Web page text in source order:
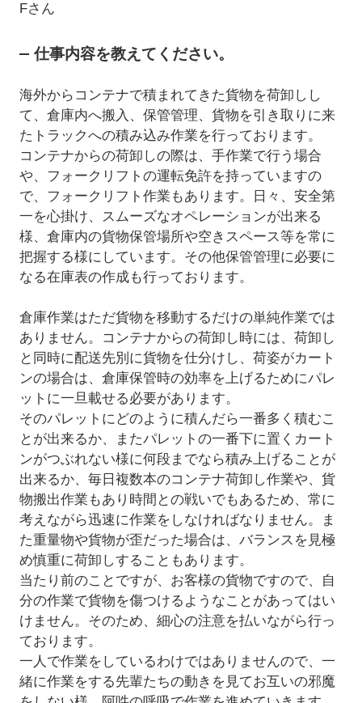
Fさん
仕事内容を教えてください。
海外からコンテナで積まれてきた貨物を荷卸しし
て、倉庫内へ搬入、保管管理、貨物を引き取りに来
たトラックへの積み込み作業を行っております。
コンテナからの荷卸しの際は、手作業で行う場合
や、フォークリフトの運転免許を持っていますの
で、フォークリフト作業もあります。日々、安全第
一を心掛け、スムーズなオペレーションが出来る
様、倉庫内の貨物保管場所や空きスペース等を常に
把握する様にしています。その他保管管理に必要に
なる在庫表の作成も行っております。
倉庫作業はただ貨物を移動するだけの単純作業では
ありません。コンテナからの荷卸し時には、荷卸し
と同時に配送先別に貨物を仕分けし、荷姿がカート
ンの場合は、倉庫保管時の効率を上げるためにパレ
ットに一旦載せる必要があります。
そのパレットにどのように積んだら一番多く積むこ
とが出来るか、またパレットの一番下に置くカート
ンがつぶれない様に何段までなら積み上げることが
出来るか、毎日複数本のコンテナ荷卸し作業や、貨
物搬出作業もあり時間との戦いでもあるため、常に
考えながら迅速に作業をしなければなりません。ま
た重量物や貨物が歪だった場合は、バランスを見極
め慎重に荷卸しすることもあります。
当たり前のことですが、お客様の貨物ですので、自
分の作業で貨物を傷つけるようなことがあってはい
けません。そのため、細心の注意を払いながら行っ
ております。
一人で作業をしているわけではありませんので、一
緒に作業をする先輩たちの動きを見てお互いの邪魔